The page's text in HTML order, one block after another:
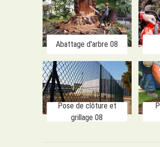
Abattage d'arbre 08
Pose de clôture et
grillage 08